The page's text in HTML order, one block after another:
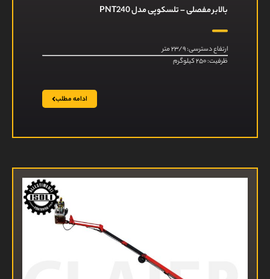
بالابر مفصلی – تلسکوپی مدل PNT240
ارتفاع دسترسی: ۲۳/۹ متر
ظرفیت: ۲۵۰ کیلوگرم
ادامه مطلب